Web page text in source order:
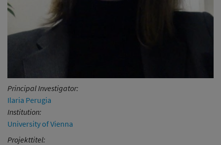
Principal Investigator:
Ilaria Perugia
Institution:
University of Vienna
Projekttitel: